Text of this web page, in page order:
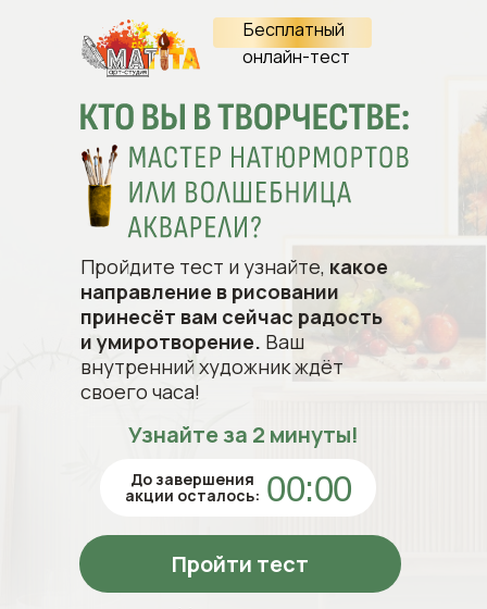
Пройдите тест и узнайте, какое
направление в рисовании
принесёт вам сейчас радость
и умиротворение. Ваш
внутренний художник ждёт
своего часа!
Узнайте за 2 минуты!
00:00
До завершения
акции осталось:
Пройти тест
Бесплатный
онлайн-тест